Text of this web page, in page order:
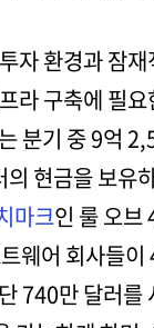
자 환경과 잠
라 구축에 필
분기 중 9억
현금을 보유
마크인 룰 오브
웨어 회사들
740만 달러